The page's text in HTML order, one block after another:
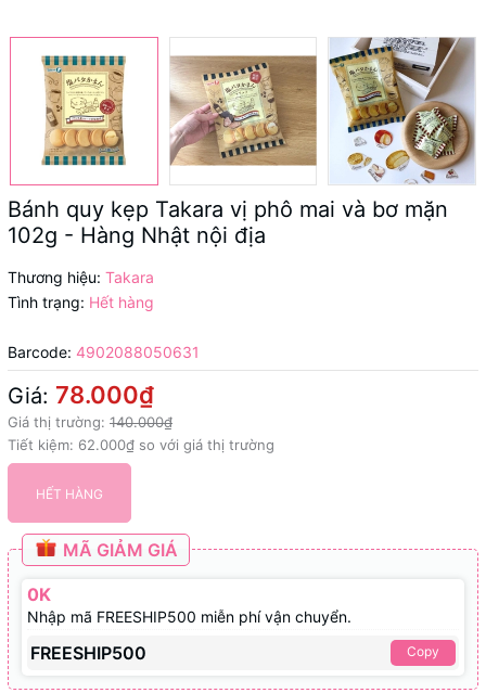
Bánh quy kẹp Takara vị phô mai và bơ mặn
102g - Hàng Nhật nội địa
Thương hiệu: Takara
Tình trạng: Hết hàng
Barcode: 4902088050631
Giá: 78.000₫
Giá thị trường: 140.000₫
Tiết kiệm: 62.000₫ so với giá thị trường
HẾT HÀNG
MÃ GIẢM GIÁ
0K
Nhập mã FREESHIP500 miễn phí vận chuyển.
FREESHIP500 Copy